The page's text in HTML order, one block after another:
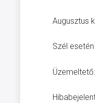
Augusztus
Szél